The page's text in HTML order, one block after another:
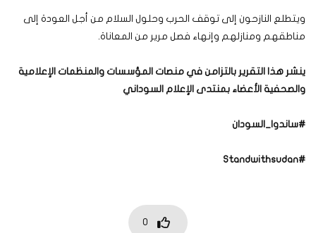
ويتطلع النازحون إلى توقف الحرب وحلول السلام من أجل العودة إلى
مناطقهم ومنازلهم وإنهاء فصل مرير من المعاناة.
ينشر هذا التقرير بالتزامن في منصات المؤسسات والمنظمات الإعلامية
والصحفية الأعضاء بمنتدى الإعلام السوداني
#ساندوا_السودان
#
Standwithsudan
0